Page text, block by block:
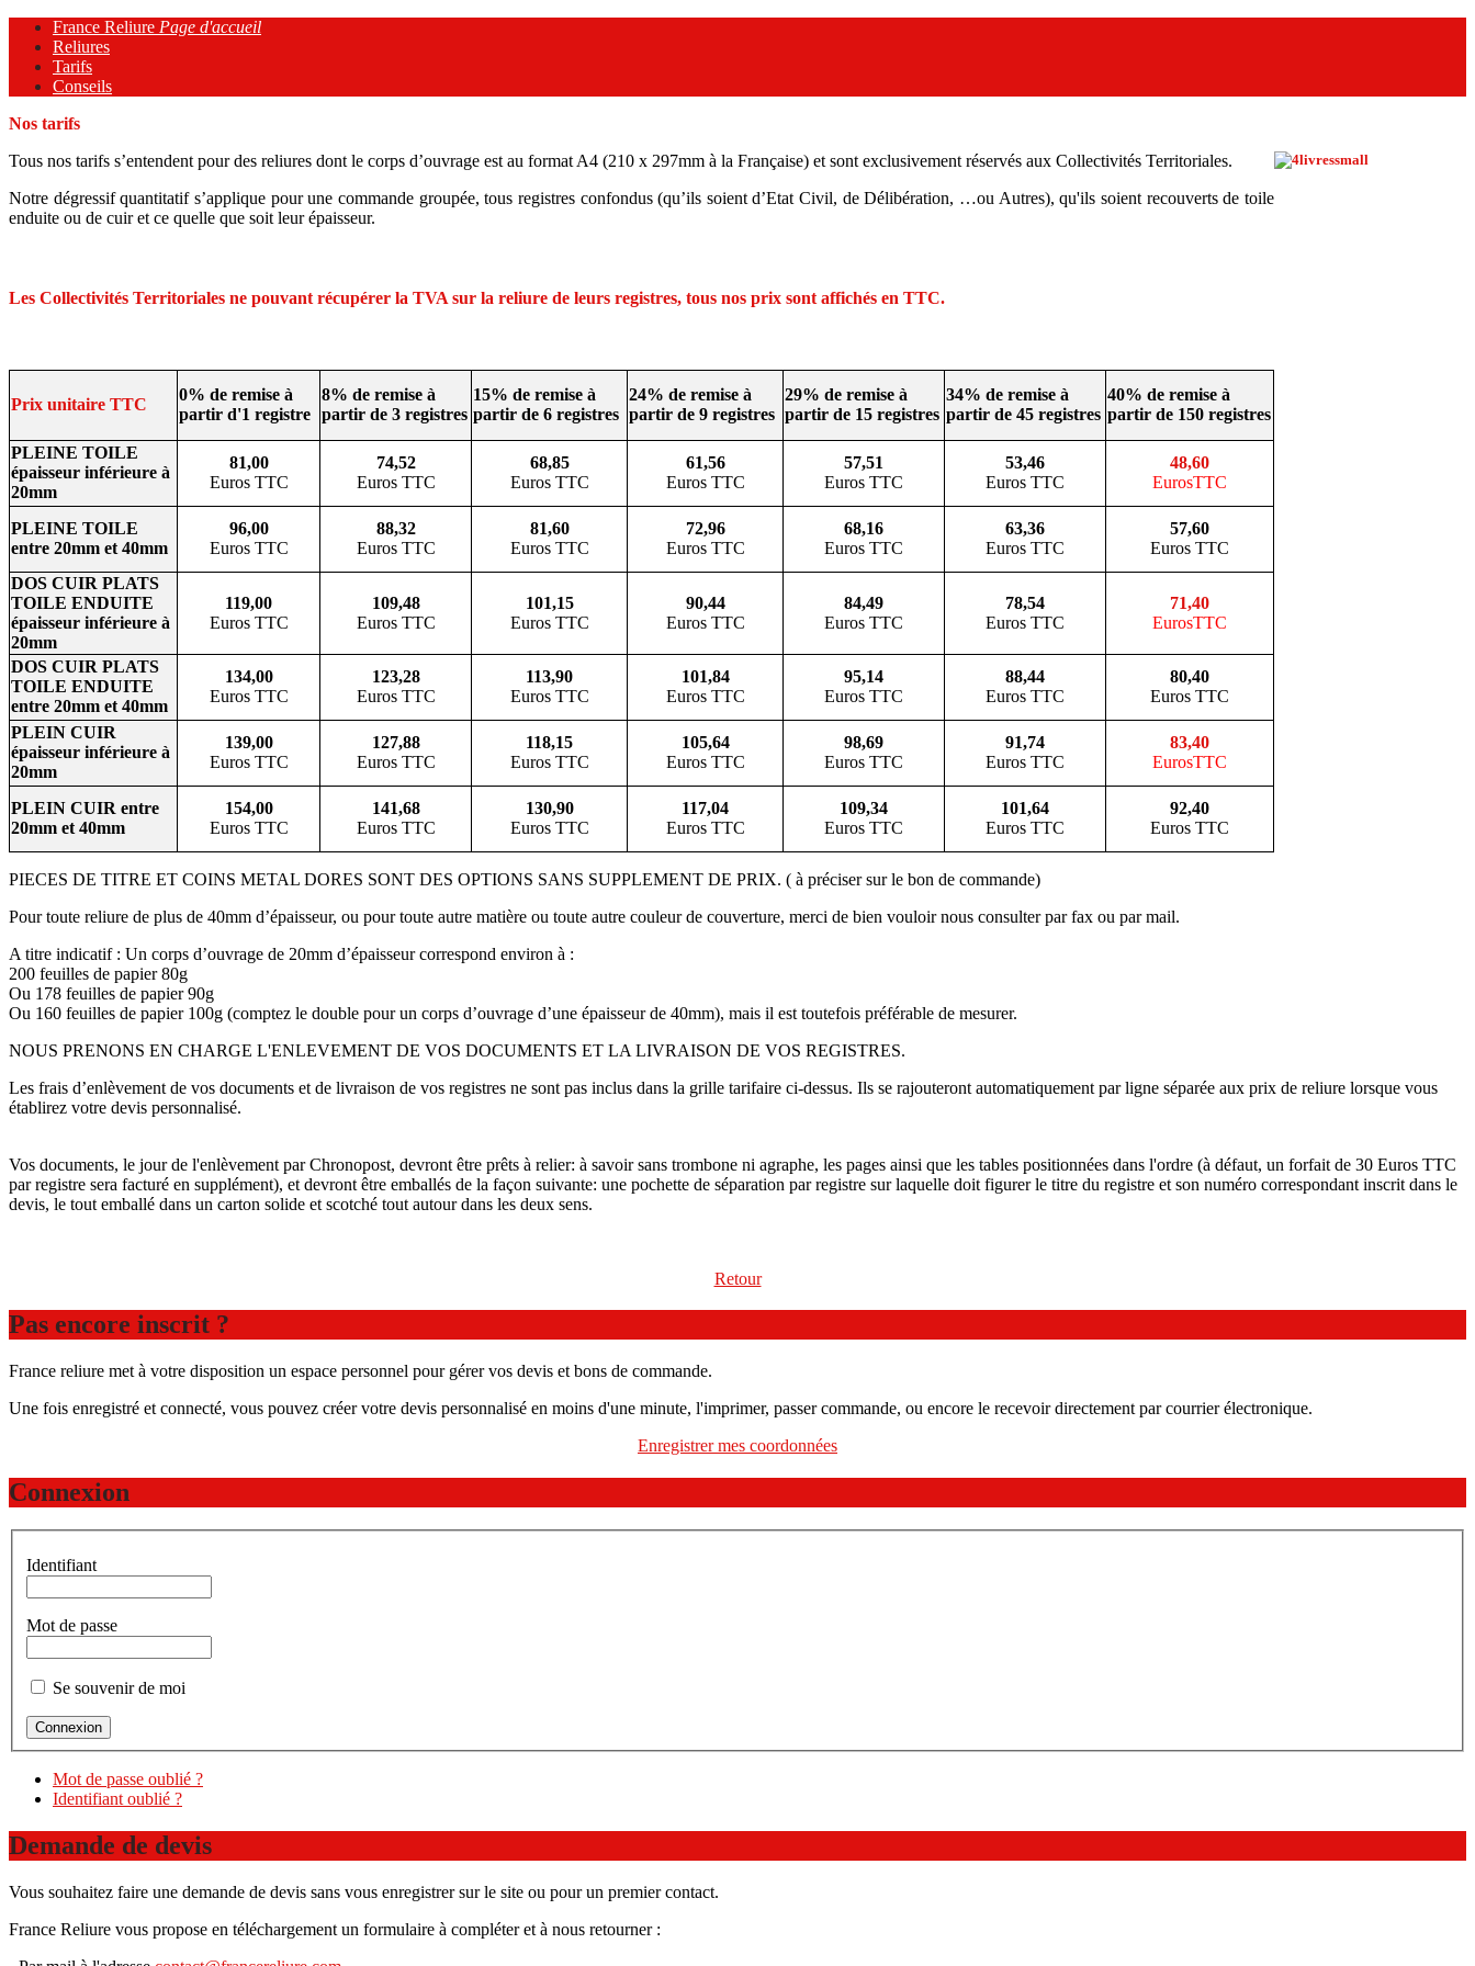
France Reliure Page d'accueil
Reliures
Tarifs
Conseils
Nos tarifs
Tous nos tarifs s’entendent pour des reliures dont le corps d’ouvrage est au format A4 (210 x 297mm à la Française) et sont exclusivement réservés aux Collectivités Territoriales.
Notre dégressif quantitatif s’applique pour une commande groupée, tous registres confondus (qu’ils soient d’Etat Civil, de Délibération, …ou Autres), qu'ils soient recouverts de toile
enduite ou de cuir et ce quelle que soit leur épaisseur.
Les Collectivités Territoriales ne pouvant récupérer la TVA sur la reliure de leurs registres, tous nos prix sont affichés en TTC.
Prix unitaire TTC
0% de remise à
partir d'1 registre
8% de remise à
partir de 3 registres
15% de remise à
partir de 6 registres
24% de remise à
partir de 9 registres
29% de remise à
partir de 15 registres
34% de remise à
partir de 45 registres
40% de remise à
partir de 150 registres
PLEINE TOILE
épaisseur inférieure à
20mm
81,00
Euros TTC
74,52
Euros TTC
68,85
Euros TTC
61,56
Euros TTC
57,51
Euros TTC
53,46
Euros TTC
48,60
EurosTTC
PLEINE TOILE
entre 20mm et 40mm
96,00
Euros TTC
88,32
Euros TTC
81,60
Euros TTC
72,96
Euros TTC
68,16
Euros TTC
63,36
Euros TTC
57,60
Euros TTC
DOS CUIR PLATS
TOILE ENDUITE
épaisseur inférieure à
20mm
119,00
Euros TTC
109,48
Euros TTC
101,15
Euros TTC
90,44
Euros TTC
84,49
Euros TTC
78,54
Euros TTC
71,40
EurosTTC
DOS CUIR PLATS
TOILE ENDUITE
entre 20mm et 40mm
134,00
Euros TTC
123,28
Euros TTC
113,90
Euros TTC
101,84
Euros TTC
95,14
Euros TTC
88,44
Euros TTC
80,40
Euros TTC
PLEIN CUIR
épaisseur inférieure à
20mm
139,00
Euros TTC
127,88
Euros TTC
118,15
Euros TTC
105,64
Euros TTC
98,69
Euros TTC
91,74
Euros TTC
83,40
EurosTTC
PLEIN CUIR entre
20mm et 40mm
154,00
Euros TTC
141,68
Euros TTC
130,90
Euros TTC
117,04
Euros TTC
109,34
Euros TTC
101,64
Euros TTC
92,40
Euros TTC
PIECES DE TITRE ET COINS METAL DORES SONT DES OPTIONS SANS SUPPLEMENT DE PRIX. ( à préciser sur le bon de commande)
Pour toute reliure de plus de 40mm d’épaisseur, ou pour toute autre matière ou toute autre couleur de couverture, merci de bien vouloir nous consulter par fax ou par mail.
A titre indicatif : Un corps d’ouvrage de 20mm d’épaisseur correspond environ à :
200 feuilles de papier 80g
Ou 178 feuilles de papier 90g
Ou 160 feuilles de papier 100g (comptez le double pour un corps d’ouvrage d’une épaisseur de 40mm), mais il est toutefois préférable de mesurer.
NOUS PRENONS EN CHARGE L'ENLEVEMENT DE VOS DOCUMENTS ET LA LIVRAISON DE VOS REGISTRES.
Les frais d’enlèvement de vos documents et de livraison de vos registres ne sont pas inclus dans la grille tarifaire ci-dessus. Ils se rajouteront automatiquement par ligne séparée aux prix de reliure lorsque vous
établirez votre devis personnalisé.
Vos documents, le jour de l'enlèvement par Chronopost, devront être prêts à relier: à savoir sans trombone ni agraphe, les pages ainsi que les tables positionnées dans l'ordre (à défaut, un forfait de 30 Euros TTC
par registre sera facturé en supplément), et devront être emballés de la façon suivante: une pochette de séparation par registre sur laquelle doit figurer le titre du registre et son numéro correspondant inscrit dans le
devis, le tout emballé dans un carton solide et scotché tout autour dans les deux sens.
Retour
Pas encore inscrit ?
France reliure met à votre disposition un espace personnel pour gérer vos devis et bons de commande.
Une fois enregistré et connecté, vous pouvez créer votre devis personnalisé en moins d'une minute, l'imprimer, passer commande, ou encore le recevoir directement par courrier électronique.
Enregistrer mes coordonnées
Connexion
Identifiant
Mot de passe
Se souvenir de moi
Mot de passe oublié ?
Identifiant oublié ?
Demande de devis
Vous souhaitez faire une demande de devis sans vous enregistrer sur le site ou pour un premier contact.
France Reliure vous propose en téléchargement un formulaire à compléter et à nous retourner :